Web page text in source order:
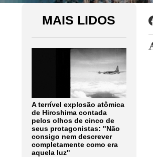
MAIS LIDOS
A terrível explosão atômica
de Hiroshima contada
pelos olhos de cinco de
seus protagonistas: "Não
consigo nem descrever
completamente como era
aquela luz"